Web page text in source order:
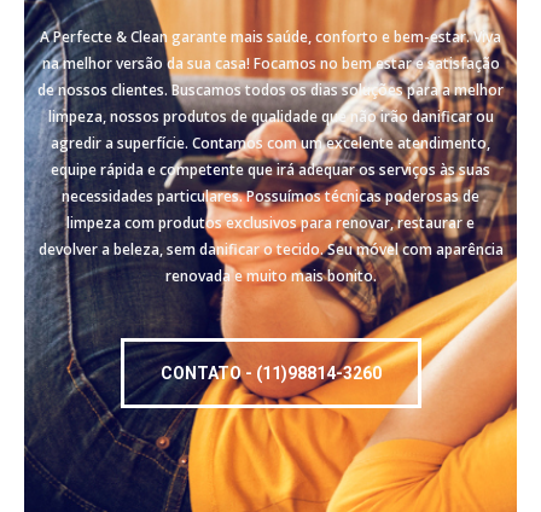
A Perfecte & Clean garante mais saúde, conforto e bem-estar. Viva
na melhor versão da sua casa! Focamos no bem estar e satisfação
de nossos clientes. Buscamos todos os dias soluções para a melhor
limpeza, nossos produtos de qualidade que não irão danificar ou
agredir a superfície. Contamos com um excelente atendimento,
equipe rápida e competente que irá adequar os serviços às suas
necessidades particulares. Possuímos técnicas poderosas de
limpeza com produtos exclusivos para renovar, restaurar e
devolver a beleza, sem danificar o tecido. Seu móvel com aparência
renovada e muito mais bonito.
CONTATO - (11)98814-3260